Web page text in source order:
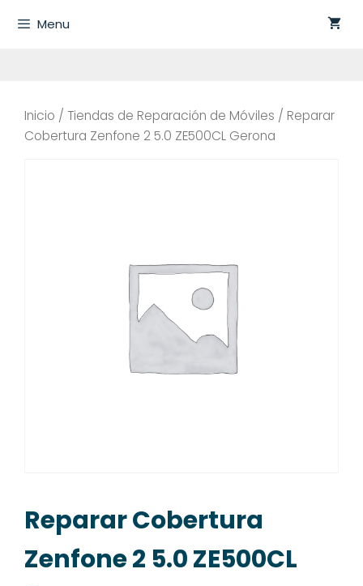
Menu
Inicio / Tiendas de Reparación de Móviles / Reparar
Cobertura Zenfone 2 5.0 ZE500CL Gerona
Reparar Cobertura
Zenfone 2 5.0 ZE500CL